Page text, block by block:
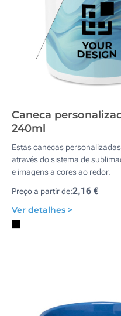
Caneca
240ml
Estas canecas
através do sistema de
e imagens a cores ao redor.
Preço a partir de:2,16 €
Ver detalhes >